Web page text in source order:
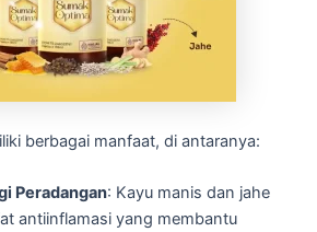
berbagai manfaat, di antaranya:
Peradangan: Kayu manis dan jahe
antiinflamasi yang membantu